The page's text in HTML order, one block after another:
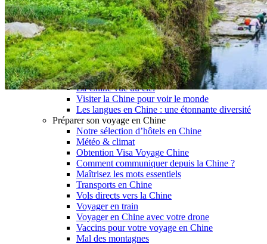
La Chine & ses secrets
Présentation de la Chine
Cuisines de Chine
Les Minorités Ethniques Chinoises
Fêtes traditionnelles & vacances en Chine
Les signes astrologiques Chinois
Les plus belles montagnes de Chine
Les plus belles balades de Chine
La Chine vue du ciel
Visiter la Chine pour voir le monde
Les langues en Chine : une étonnante diversité
Préparer son voyage en Chine
Notre sélection d’hôtels en Chine
Météo & climat
Obtention Visa Voyage Chine
Comment communiquer depuis la Chine ?
Maîtrisez les mots essentiels
Transports en Chine
Vols directs vers la Chine
Voyager en train
Voyager en Chine avec votre drone
Vaccins pour votre voyage en Chine
Mal des montagnes